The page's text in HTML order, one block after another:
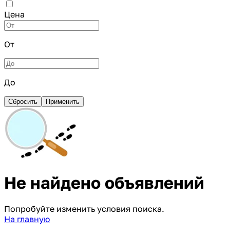
Цена
От
До
Сбросить Применить
Не найдено объявлений
Попробуйте изменить условия поиска.
На главную